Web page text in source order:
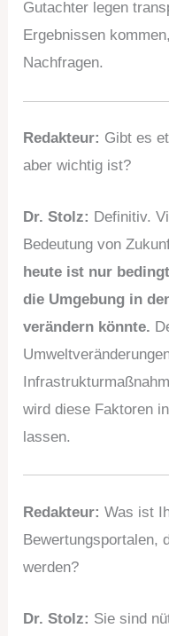
Gutachter legen
Ergebnissen
Nachfragen.
Redakteur: Gibt es
aber wichtig ist?
Dr. Stolz: Definitiv.
Bedeutung von
heute ist nur
die Umgebung in
verändern könnte.
wird diese Faktoren
lassen.
Redakteur: Was ist
Bewertungsportalen,
werden?
Dr. Stolz: Sie sind